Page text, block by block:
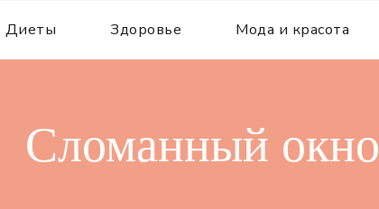
Диеты Здоровье Мода и красота
Сломанный окно